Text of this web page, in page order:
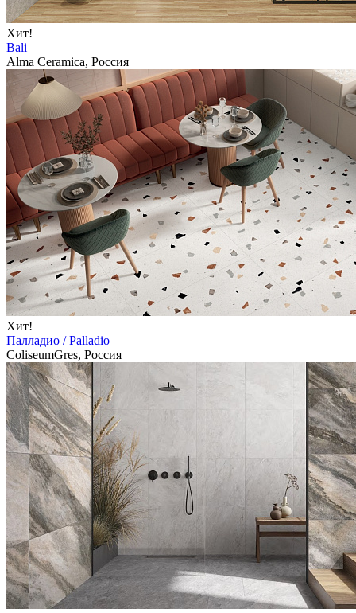
Хит!
Bali
Alma Ceramica, Россия
Хит!
Палладио / Palladio
ColiseumGres, Россия